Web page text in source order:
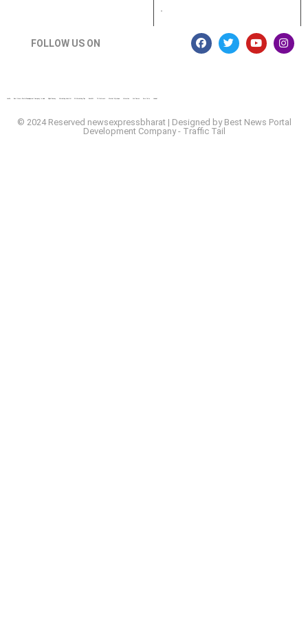
FOLLOW US ON
Lexifo Best News Portal Development Company In india Digital Convey Marketing Hack 4U 99 Marketing Tips Buzz4AI 7K Network Market Mystique Ai Assistica Ask Daman Earn Yatra
© 2024 Reserved newsexpressbharat | Designed by Best News Portal
Development Company- Traffic Tail